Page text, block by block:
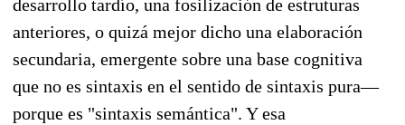
desarrollo tardío, una fosilización de estruturas
anteriores, o quizá mejor dicho una elaboración
secundaria, emergente sobre una base cognitiva
que no es sintaxis en el sentido de sintaxis pura—
porque es "sintaxis semántica". Y esa